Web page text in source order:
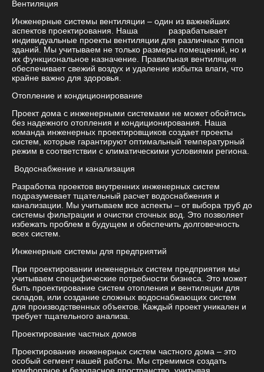
Вентиляция
Инженерные системы вентиляции – один из важнейших
аспектов проектирования. Наша
разрабатывает
индивидуальные проекты вентиляции для различных типов
зданий. Мы учитываем не только размеры помещений, но и
их функциональное назначение. Правильная вентиляция
обеспечивает свежий воздух и удаление избытка влаги, что
крайне важно для здоровья.
Отопление и кондиционирование
Проект дома с инженерными системами не может обойтись
без надежного отопления и кондиционирования. Наша
команда инженерных проектировщиков создает проекты
систем, которые гарантируют оптимальный температурный
режим в соответствии с климатическими условиями региона.
Водоснабжение и канализация
Разработка проектов внутренних инженерных систем
подразумевает тщательный расчет водоснабжения и
канализации. Мы учитываем все аспекты – от выбора труб до
системы фильтрации и очистки сточных вод. Это позволяет
избежать проблем в будущем и обеспечить долговечность
всех систем.
Инженерные системы для предприятий
При проектировании инженерных систем предприятия мы
учитываем специфические потребности бизнеса. Это может
быть проектирование систем отопления и вентиляции для
складов, или создание сложных водоснабжающих систем
для производственных объектов. Каждый проект уникален и
требует тщательного анализа.
Проектирование частных домов
Проектирование инженерных систем частного дома – это
особый сегмент нашей работы. Мы стремимся создать